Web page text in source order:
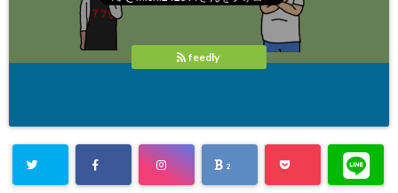
feedly
2